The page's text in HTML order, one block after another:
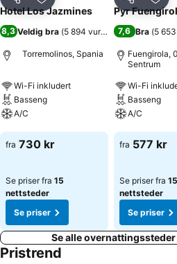
Del Legg til i favoritter
Hotel Los Jazmines
8,3 Veldig bra (5 894 vurderinger )
Torremolinos, Spania
Wi-Fi inkludert
Basseng
A/C
Se priser
fra 730 kr
Se priser fra 15
nettsteder
Se priser
Del
Pyr
7,6 Bra (5
Fuengirola,
Sentrum
Wi-Fi
Basseng
A/C
Se priser
fra 577 kr
Se priser fra 15
nettsteder
Se priser
Se alle
Pristrend